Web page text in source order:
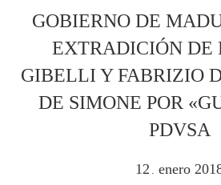
GOBIERNO DE
EXTRADICIÓN DE
GIBELLI Y FABRIZIO
DE SIMONE POR
PDVSA
12 enero